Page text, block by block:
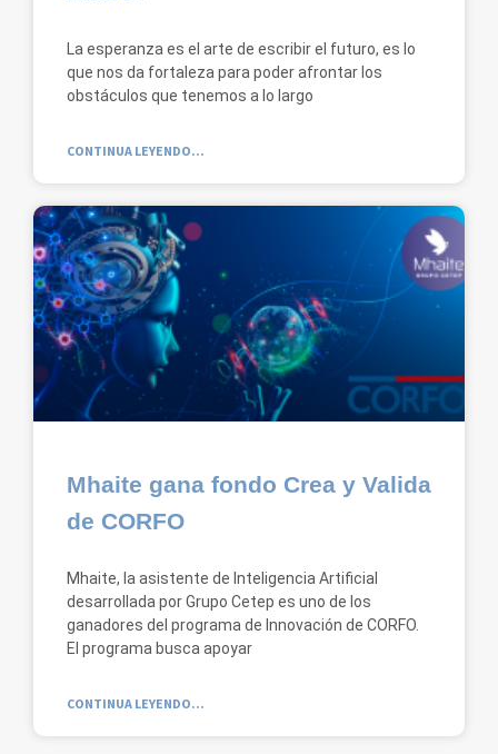
La esperanza es el arte de escribir el futuro, es lo
que nos da fortaleza para poder afrontar los
obstáculos que tenemos a lo largo
CONTINUA LEYENDO...
Mhaite gana fondo Crea y Valida
de CORFO
Mhaite, la asistente de Inteligencia Artificial
desarrollada por Grupo Cetep es uno de los
ganadores del programa de Innovación de CORFO.
El programa busca apoyar
CONTINUA LEYENDO...